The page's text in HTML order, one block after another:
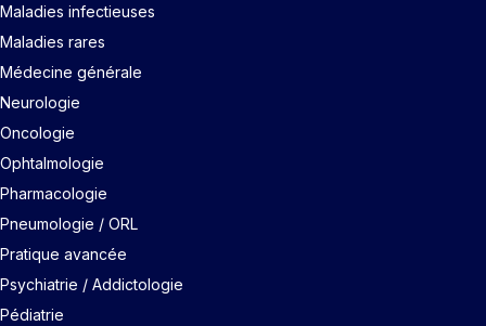
Maladies infectieuses
Maladies rares
Médecine générale
Neurologie
Oncologie
Ophtalmologie
Pharmacologie
Pneumologie / ORL
Pratique avancée
Psychiatrie / Addictologie
Pédiatrie